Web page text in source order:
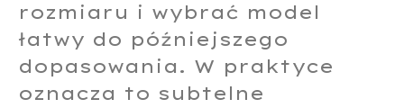
rozmiaru i wybrać model
łatwy do późniejszego
dopasowania. W praktyce
oznacza to subtelne